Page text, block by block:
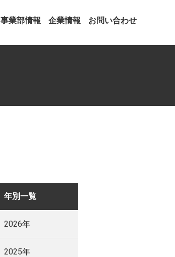
事業部情報 企業情報 お問い合わせ
年別一覧
2026年
2025年